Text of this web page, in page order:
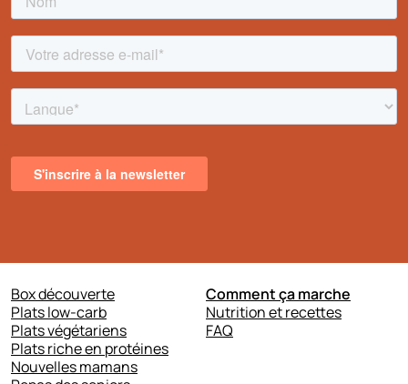
Box découverte
Plats low-carb
Plats végétariens
Plats riche en protéines
Nouvelles mamans
Comment ça marche
Nutrition et recettes
FAQ